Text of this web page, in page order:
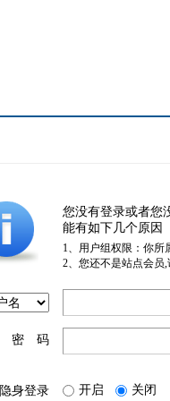
您没有登录或者您
能有如下几个原因
1、用户组权限：你所
2、您还不是站点会员
密 码
隐身登录 开启 关闭